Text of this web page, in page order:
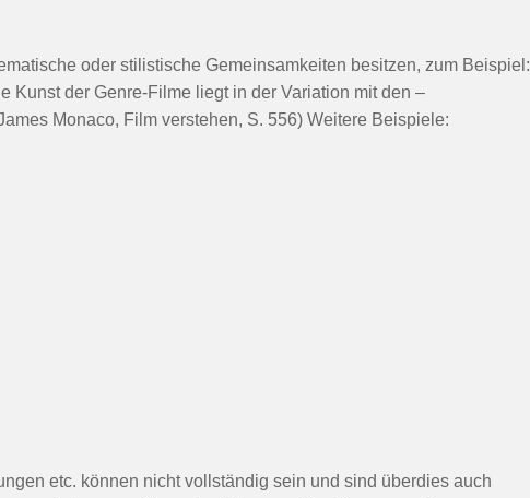
oder stilistische Gemeinsamkeiten besitzen, zum Beispiel:
Kunst der Genre-Filme liegt in der Variation mit den –
Monaco, Film verstehen, S. 556) Weitere Beispiele:
etc. können nicht vollständig sein und sind überdies auch